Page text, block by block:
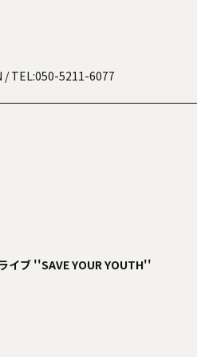
/ TEL:050-5211-6077
イブ ''SAVE YOUR YOUTH''